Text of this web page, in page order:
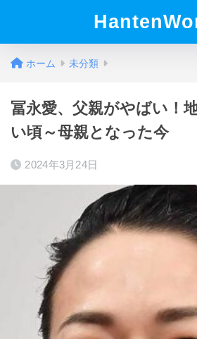
ホーム 未分類
冨永愛、父親がやばい！
い頃～母親となった今
2024年3月24日